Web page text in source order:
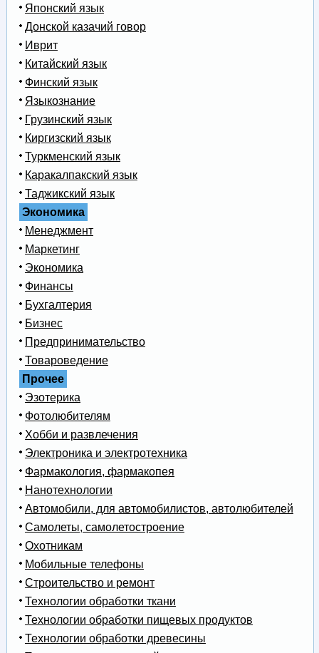
Японский язык
Донской казачий говор
Иврит
Китайский язык
Финский язык
Языкознание
Грузинский язык
Киргизский язык
Туркменский язык
Каракалпакский язык
Таджикский язык
Экономика
Менеджмент
Маркетинг
Экономика
Финансы
Бухгалтерия
Бизнес
Предпринимательство
Товароведение
Прочее
Эзотерика
Фотолюбителям
Хобби и развлечения
Электроника и электротехника
Фармакология, фармакопея
Нанотехнологии
Автомобили, для автомобилистов, автолюбителей
Самолеты, самолетостроение
Охотникам
Мобильные телефоны
Строительство и ремонт
Технологии обработки ткани
Технологии обработки пищевых продуктов
Технологии обработки древесины